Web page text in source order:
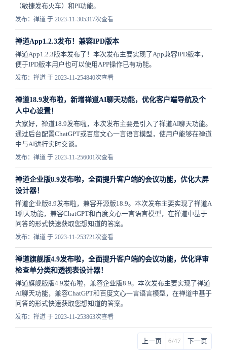
（敏捷发布火车）和PI功能。
发布：禅道 于 2023-11-305317次查看
禅道App1.2.3发布！兼容IPD版本
禅道App1.2.3版本发布了！本次发布主要实现了App兼容IPD版本，
便于IPD版本用户也可以使用APP操作已有功能。
发布：禅道 于 2023-11-254840次查看
禅道18.9发布啦，新增禅道AI聊天功能，优化客户端导航及个
人中心设置！
大家好，禅道18.9发布啦，本次发布主要是引入了禅道AI聊天功能。
通过后台配置ChatGPT或百度文心一言语言模型，使用户能够在禅道
中与AI进行实时交谈。
发布：禅道 于 2023-11-256001次查看
禅道企业版8.9发布啦，全面提升客户端的会议功能，优化大屏
设计器！
禅道企业版8.9发布啦，兼容开源版18.9。本次发布主要实现了禅道A
I聊天功能，兼容ChatGPT和百度文心一言语言模型，在禅道中基于
问答的形式快速获取您想知道的答案。
发布：禅道 于 2023-11-253721次查看
禅道旗舰版4.9发布啦，全面提升客户端的会议功能，优化评审
检查单分类和透视表设计器！
禅道旗舰版版4.9发布啦，兼容企业版8.9。本次发布主要实现了禅道
AI聊天功能，兼容ChatGPT和百度文心一言语言模型，在禅道中基于
问答的形式快速获取您想知道的答案。
发布：禅道 于 2023-11-253863次查看
上一页 6/47 下一页